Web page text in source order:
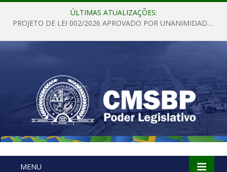
ÚLTIMAS ATUALIZAÇÕES:
PROJETO DE LEI 002/2026 APROVADO POR UNANIMIDADE EM SESSÃO ORDINÁRIA NESTA QUINTA – FEIRA 28 DE MAIO DE 2026
MENU